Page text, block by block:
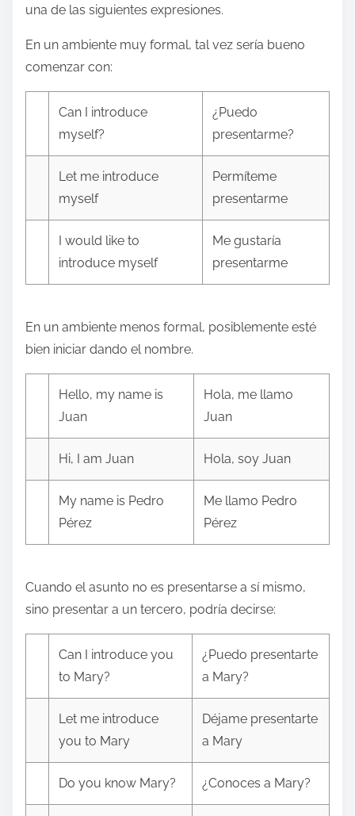
una de las siguientes expresiones.
En un ambiente muy formal, tal vez sería bueno
comenzar con:
Can I introduce
myself?
¿Puedo
presentarme?
Let me introduce
myself
Permíteme
presentarme
I would like to
introduce myself
Me gustaría
presentarme
En un ambiente menos formal, posiblemente esté
bien iniciar dando el nombre.
Hello, my name is
Juan
Hola, me llamo
Juan
Hi, I am Juan Hola, soy Juan
My name is Pedro
Pérez
Me llamo Pedro
Pérez
Cuando el asunto no es presentarse a sí mismo,
sino presentar a un tercero, podría decirse:
Can I introduce you
to Mary?
¿Puedo presentarte
a Mary?
Let me introduce
you to Mary
Déjame presentarte
a Mary
Do you know Mary? ¿Conoces a Mary?